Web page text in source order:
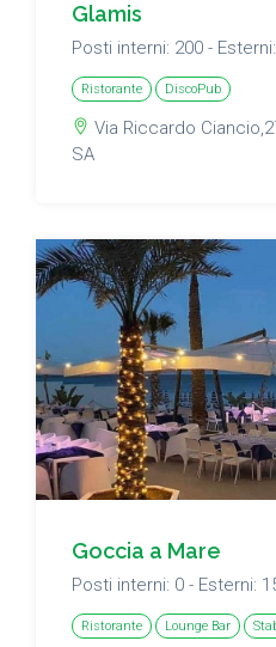
Glamis
Posti interni: 200 -
Ristorante DiscoPub
Via Riccardo
SA
Goccia a Mare
Posti interni: 0 - Esterni:
Ristorante Lounge Bar